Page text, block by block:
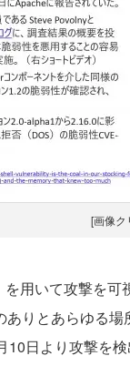
[画像ク
用いて攻撃を
ありとあらゆる
10日より攻撃を